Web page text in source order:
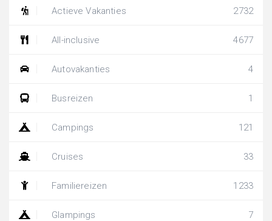
Actieve Vakanties 2732
All-inclusive 4677
Autovakanties 4
Busreizen 1
Campings 121
Cruises 33
Familiereizen 1233
Glampings 7